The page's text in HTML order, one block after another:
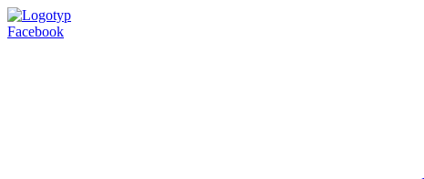
Facebook